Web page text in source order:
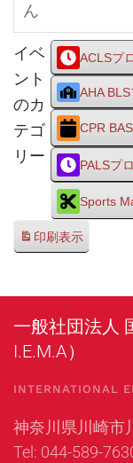
ん
イベ
ント
のカ
テゴ
リー
ACLSプ
AHA
CPR
PALSプ
Sports
印刷表示
一般社団法人
I.E.M.A）
INTERNATIONAL
神奈川県川崎
Tel: 044-589-